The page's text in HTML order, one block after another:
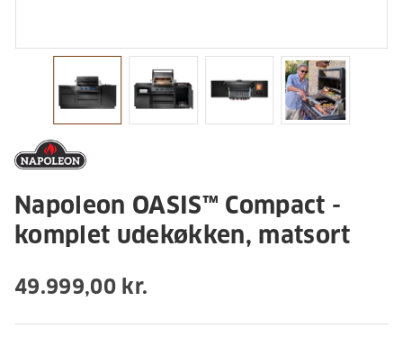
Napoleon OASIS™ Compact -
komplet udekøkken, matsort
49.999,00 kr.